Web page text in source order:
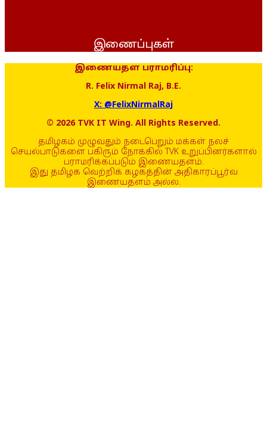
இணைப்புகள்
இணையதள பராமரிப்பு:
R. Felix Nirmal Raj, B.E.
X: @FelixNirmalRaj
© 2026 TVK IT Wing. All Rights Reserved.
தமிழகம் முழுவதும் நடைபெறும் மக்கள் நலச்
செயல்பாடுகளை பகிரும் நோக்கில் TVK உறுப்பினர்களால்
பராமரிக்கப்படும் இணையதளம்.
இது தமிழக வெற்றிக் கழகத்தின் அதிகாரப்பூர்வ
இணையதளம் அல்ல.